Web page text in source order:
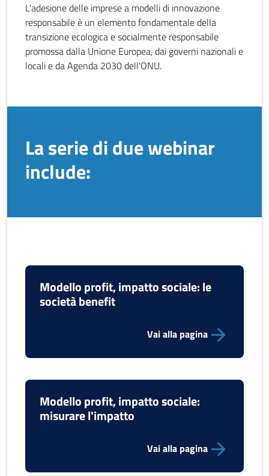
L'adesione delle imprese a modelli di innovazione
responsabile è un elemento fondamentale della
transizione ecologica e socialmente responsabile
promossa dalla Unione Europea, dai governi nazionali e
locali e da Agenda 2030 dell'ONU.
La serie di due webinar
include:
Modello profit, impatto sociale: le
società benefit
Vai alla pagina
Modello profit, impatto sociale:
misurare l'impatto
Vai alla pagina